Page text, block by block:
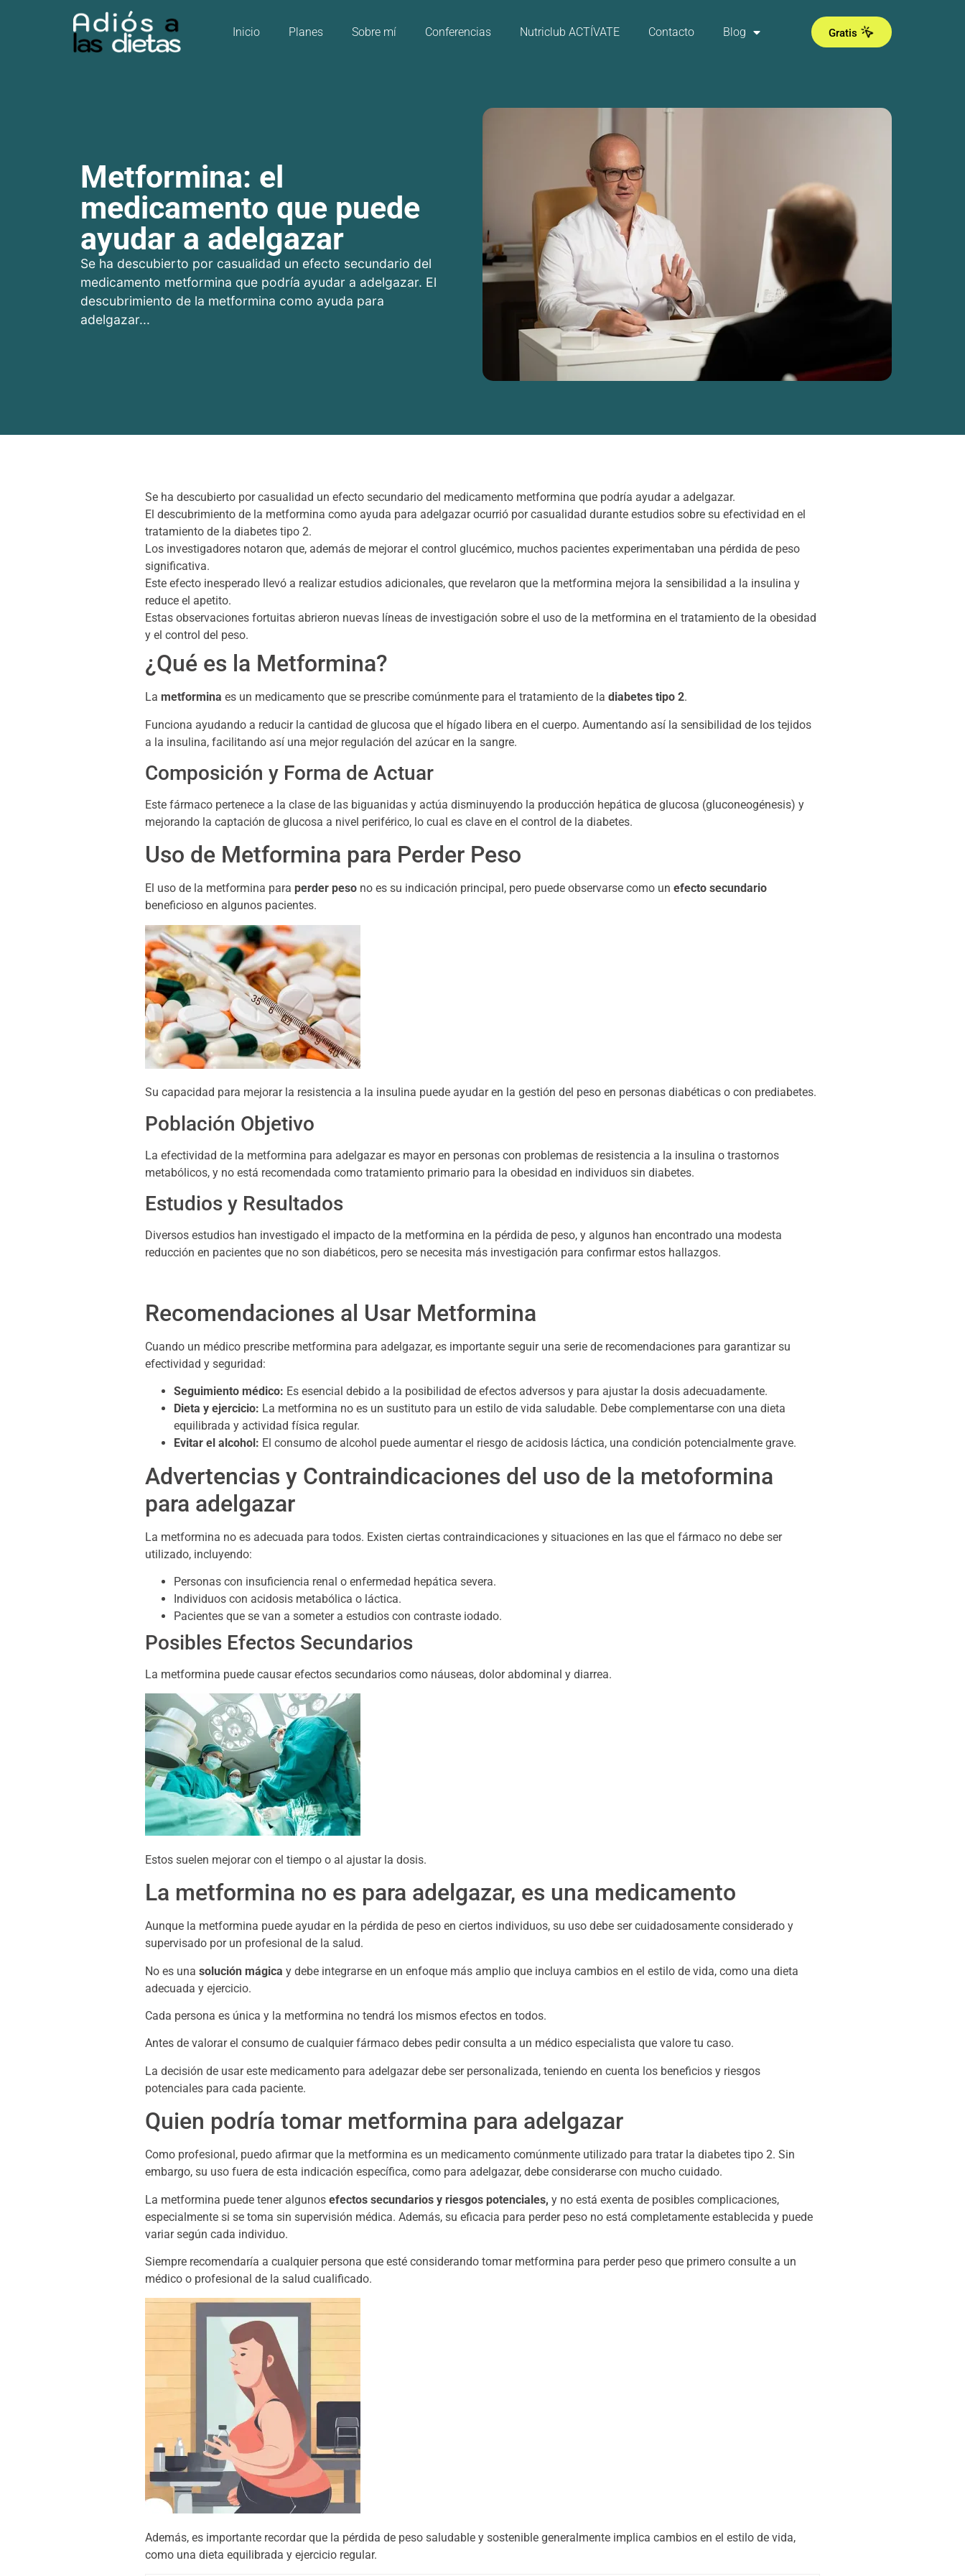
Inicio Planes Sobre mí Conferencias Nutriclub ACTÍVATE Contacto Blog Gratis
Metformina: el
medicamento que puede
ayudar a adelgazar
Se ha descubierto por casualidad un efecto secundario del
medicamento metformina que podría ayudar a adelgazar. El
descubrimiento de la metformina como ayuda para
adelgazar...
Se ha descubierto por casualidad un efecto secundario del medicamento metformina que podría ayudar a adelgazar.
El descubrimiento de la metformina como ayuda para adelgazar ocurrió por casualidad durante estudios sobre su efectividad en el
tratamiento de la diabetes tipo 2.
Los investigadores notaron que, además de mejorar el control glucémico, muchos pacientes experimentaban una pérdida de peso
significativa.
Este efecto inesperado llevó a realizar estudios adicionales, que revelaron que la metformina mejora la sensibilidad a la insulina y
reduce el apetito.
Estas observaciones fortuitas abrieron nuevas líneas de investigación sobre el uso de la metformina en el tratamiento de la obesidad
y el control del peso.
¿Qué es la Metformina?
La metformina es un medicamento que se prescribe comúnmente para el tratamiento de la diabetes tipo 2.
Funciona ayudando a reducir la cantidad de glucosa que el hígado libera en el cuerpo. Aumentando así la sensibilidad de los tejidos
a la insulina, facilitando así una mejor regulación del azúcar en la sangre.
Composición y Forma de Actuar
Este fármaco pertenece a la clase de las biguanidas y actúa disminuyendo la producción hepática de glucosa (gluconeogénesis) y
mejorando la captación de glucosa a nivel periférico, lo cual es clave en el control de la diabetes.
Uso de Metformina para Perder Peso
El uso de la metformina para perder peso no es su indicación principal, pero puede observarse como un efecto secundario
beneficioso en algunos pacientes.
Su capacidad para mejorar la resistencia a la insulina puede ayudar en la gestión del peso en personas diabéticas o con prediabetes.
Población Objetivo
La efectividad de la metformina para adelgazar es mayor en personas con problemas de resistencia a la insulina o trastornos
metabólicos, y no está recomendada como tratamiento primario para la obesidad en individuos sin diabetes.
Estudios y Resultados
Diversos estudios han investigado el impacto de la metformina en la pérdida de peso, y algunos han encontrado una modesta
reducción en pacientes que no son diabéticos, pero se necesita más investigación para confirmar estos hallazgos.
Recomendaciones al Usar Metformina
Cuando un médico prescribe metformina para adelgazar, es importante seguir una serie de recomendaciones para garantizar su
efectividad y seguridad:
Seguimiento médico: Es esencial debido a la posibilidad de efectos adversos y para ajustar la dosis adecuadamente.
Dieta y ejercicio: La metformina no es un sustituto para un estilo de vida saludable. Debe complementarse con una dieta
equilibrada y actividad física regular.
Evitar el alcohol: El consumo de alcohol puede aumentar el riesgo de acidosis láctica, una condición potencialmente grave.
Advertencias y Contraindicaciones del uso de la metoformina
para adelgazar
La metformina no es adecuada para todos. Existen ciertas contraindicaciones y situaciones en las que el fármaco no debe ser
utilizado, incluyendo:
Personas con insuficiencia renal o enfermedad hepática severa.
Individuos con acidosis metabólica o láctica.
Pacientes que se van a someter a estudios con contraste iodado.
Posibles Efectos Secundarios
La metformina puede causar efectos secundarios como náuseas, dolor abdominal y diarrea.
Estos suelen mejorar con el tiempo o al ajustar la dosis.
La metformina no es para adelgazar, es una medicamento
Aunque la metformina puede ayudar en la pérdida de peso en ciertos individuos, su uso debe ser cuidadosamente considerado y
supervisado por un profesional de la salud.
No es una solución mágica y debe integrarse en un enfoque más amplio que incluya cambios en el estilo de vida, como una dieta
adecuada y ejercicio.
Cada persona es única y la metformina no tendrá los mismos efectos en todos.
Antes de valorar el consumo de cualquier fármaco debes pedir consulta a un médico especialista que valore tu caso.
La decisión de usar este medicamento para adelgazar debe ser personalizada, teniendo en cuenta los beneficios y riesgos
potenciales para cada paciente.
Quien podría tomar metformina para adelgazar
Como profesional, puedo afirmar que la metformina es un medicamento comúnmente utilizado para tratar la diabetes tipo 2. Sin
embargo, su uso fuera de esta indicación específica, como para adelgazar, debe considerarse con mucho cuidado.
La metformina puede tener algunos efectos secundarios y riesgos potenciales, y no está exenta de posibles complicaciones,
especialmente si se toma sin supervisión médica. Además, su eficacia para perder peso no está completamente establecida y puede
variar según cada individuo.
Siempre recomendaría a cualquier persona que esté considerando tomar metformina para perder peso que primero consulte a un
médico o profesional de la salud cualificado.
Además, es importante recordar que la pérdida de peso saludable y sostenible generalmente implica cambios en el estilo de vida,
como una dieta equilibrada y ejercicio regular.